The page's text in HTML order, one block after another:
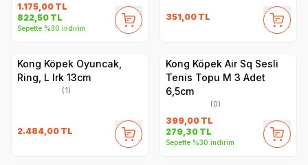
1.175,00 TL
822,50 TL
Sepette %30 indirim
351,00 TL
Kong Köpek Oyuncak,
Ring, L Irk 13cm
(1)
2.484,00 TL
Kong Köpek Air Sq Sesli
Tenis Topu M 3 Adet
6,5cm
(0)
399,00 TL
279,30 TL
Sepette %30 indirim